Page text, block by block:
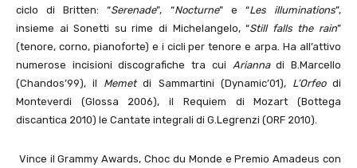
ciclo di Britten: “Serenade”, “Nocturne” e “Les illuminations”,
insieme ai Sonetti su rime di Michelangelo, “Still falls the rain”
(tenore, corno, pianoforte) e i cicli per tenore e arpa. Ha all’attivo
numerose incisioni discografiche tra cui Ariannadi B.Marcello
(Chandos’99), il Memetdi Sammartini (Dynamic’01), L’Orfeodi
Monteverdi (Glossa 2006), il Requiem di Mozart (Bottega
discantica 2010) le Cantate integrali di G.Legrenzi (ORF 2010).
Vince il Grammy Awards, Choc du Monde e Premio Amadeus con